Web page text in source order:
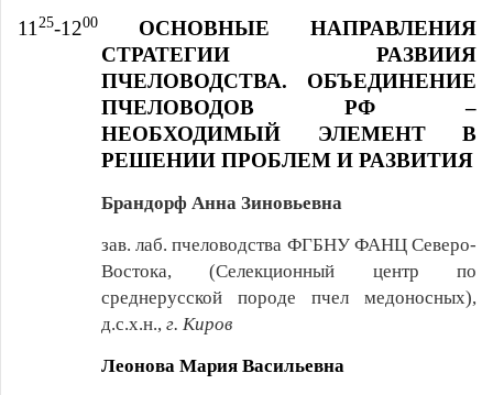
1125-1200
ОСНОВНЫЕ НАПРАВЛЕНИЯ
СТРАТЕГИИ РАЗВИИЯ
ПЧЕЛОВОДСТВА. ОБЪЕДИНЕНИЕ
ПЧЕЛОВОДОВ РФ –
НЕОБХОДИМЫЙ ЭЛЕМЕНТ В
РЕШЕНИИ ПРОБЛЕМ И РАЗВИТИЯ
Брандорф Анна Зиновьевна
зав. лаб. пчеловодства ФГБНУ ФАНЦ Северо-
Востока, (Селекционный центр по
среднерусской породе пчел медоносных),
д.с.х.н., г. Киров
Леонова Мария Васильевна